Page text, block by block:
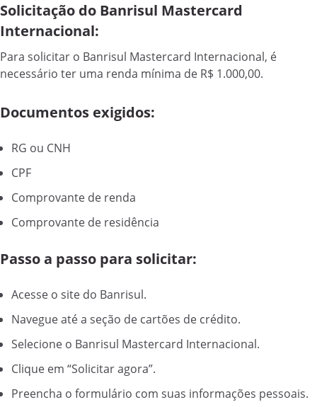
Solicitação do Banrisul Mastercard
Internacional:
Para solicitar o Banrisul Mastercard Internacional, é
necessário ter uma renda mínima de R$ 1.000,00.
Documentos exigidos:
RG ou CNH
CPF
Comprovante de renda
Comprovante de residência
Passo a passo para solicitar:
Acesse o site do Banrisul.
Navegue até a seção de cartões de crédito.
Selecione o Banrisul Mastercard Internacional.
Clique em “Solicitar agora”.
Preencha o formulário com suas informações pessoais.